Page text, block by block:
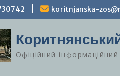
koritnjanska-
Офіційний